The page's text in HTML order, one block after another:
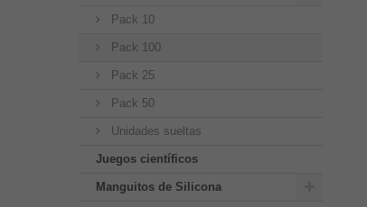
Pack 10
Pack 100
Pack 25
Pack 50
Unidades sueltas
Juegos científicos
Manguitos de Silicona